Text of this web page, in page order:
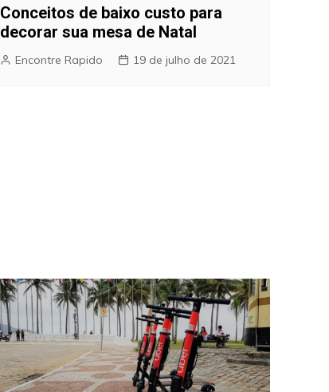
Conceitos de baixo custo para
decorar sua mesa de Natal
Encontre Rapido 19 de julho de 2021